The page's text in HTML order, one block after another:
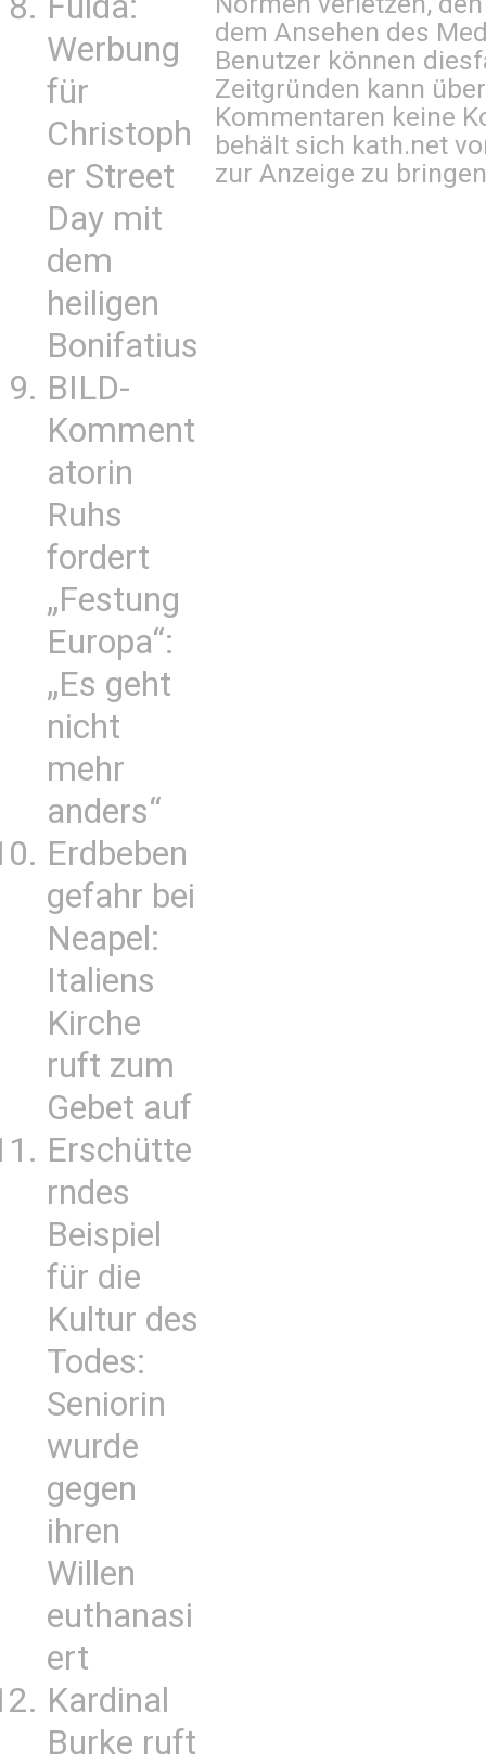
Werbung
für
Christoph
er Street
Day mit
dem
heiligen
Bonifatius
BILD-
Komment
atorin
Ruhs
fordert
„Festung
Europa“:
„Es geht
nicht
mehr
anders“
Erdbeben
gefahr bei
Neapel:
Italiens
Kirche
ruft zum
Gebet auf
Erschütte
rndes
Beispiel
für die
Kultur des
Todes:
Seniorin
wurde
gegen
ihren
Willen
euthanasi
ert
Kardinal
Burke ruft
dem Ansehen des
Benutzer können
Zeitgründen kann
Kommentaren keine
behält sich kath.net
zur Anzeige zu